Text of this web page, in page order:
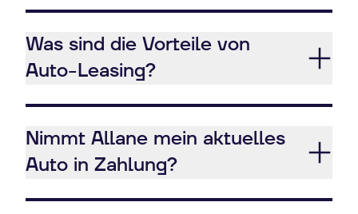
Was sind die Vorteile von
Auto-Leasing?
Nimmt Allane mein aktuelles
Auto in Zahlung?